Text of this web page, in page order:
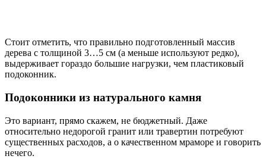
Стоит отметить, что правильно подготовленный массив
дерева с толщиной 3…5 см (а меньше используют редко),
выдерживает гораздо большие нагрузки, чем пластиковый
подоконник.
Подоконники из натурального камня
Это вариант, прямо скажем, не бюджетный. Даже
относительно недорогой гранит или травертин потребуют
существенных расходов, а о качественном мраморе и говорить
нечего.